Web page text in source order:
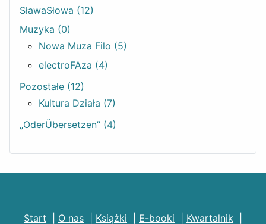
SławaSłowa (12)
Muzyka (0)
Nowa Muza Filo (5)
electroFAza (4)
Pozostałe (12)
Kultura Działa (7)
„OderÜbersetzen” (4)
Start O nas Książki E-booki Kwartalnik